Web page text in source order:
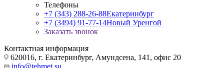
Телефоны
+7 (343) 288-26-88Екатеринбург
+7 (3494) 91-77-14Новый Уренгой
Заказать звонок
Контактная информация
620016, г. Екатеринбург, Амундсена, 141, офис 20
info@tehmet.su